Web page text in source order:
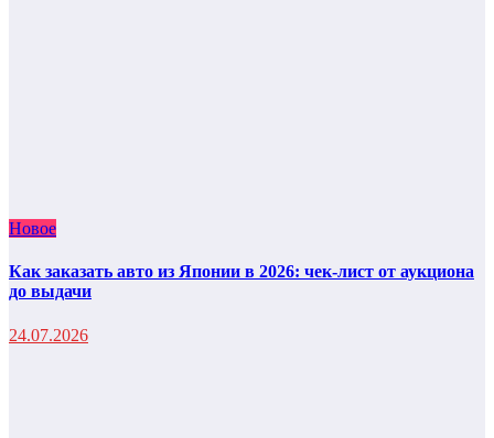
Новое
Как заказать авто из Японии в 2026: чек-лист от аукциона
до выдачи
24.07.2026